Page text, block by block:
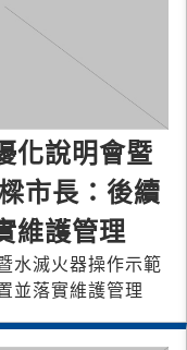
化說明會暨
市長：後續
維護管理
水滅火器操作示範
並落實維護管理